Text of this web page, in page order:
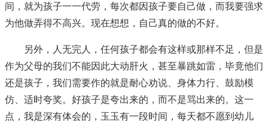
间，就为孩子一一代劳，每次都因孩子要自己做，而我要强求
为他做弄得不高兴。现在想想，自己真的做的不好。
另外，人无完人，任何孩子都会有这样或那样不足，但是
作为父母的我们不能因此大动肝火，甚至暴跳如雷，毕竟他们
还是孩子，我们需要作的就是耐心劝说、身体力行、鼓励模
仿、适时夸奖。好孩子是夸出来的，而不是骂出来的。这一
点，我是深有体会的，玉玉有一段时间，每天都不愿到幼儿